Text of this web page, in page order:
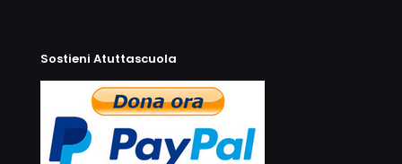
Sostieni Atuttascuola